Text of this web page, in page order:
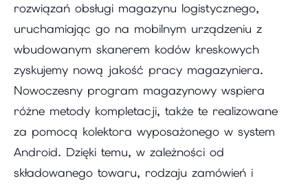
rozwiązań obsługi magazynu logistycznego,
uruchamiając go na mobilnym urządzeniu z
wbudowanym skanerem kodów kreskowych
zyskujemy nową jakość pracy magazyniera.
Nowoczesny program magazynowy wspiera
różne metody kompletacji, także te realizowane
za pomocą kolektora wyposażonego w system
Android. Dzięki temu, w zależności od
składowanego towaru, rodzaju zamówień i